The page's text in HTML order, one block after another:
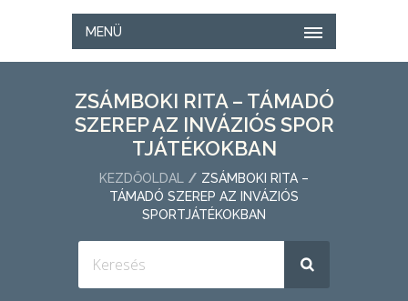
MENÜ
ZSÁMBOKI RITA – TÁMADÓ
SZEREP AZ INVÁZIÓS SPOR
TJÁTÉKOKBAN
KEZDŐOLDAL
ZSÁMBOKI RITA –
TÁMADÓ SZEREP AZ INVÁZIÓS
SPORTJÁTÉKOKBAN